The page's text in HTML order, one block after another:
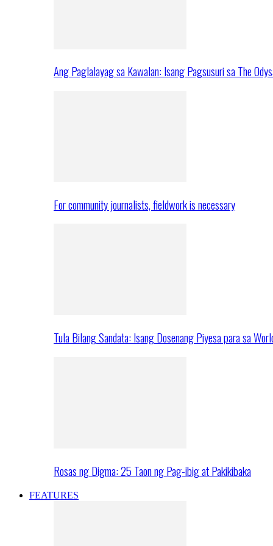
Ang Paglalayag sa Kawalan: Isang Pagsusuri sa The
For community journalists, fieldwork is necessary
Tula Bilang Sandata: Isang Dosenang Piyesa para sa
Rosas ng Digma: 25 Taon ng Pag-ibig at Pakikibaka
FEATURES